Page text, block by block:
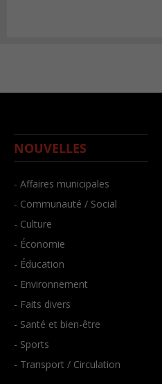
NOUVELLES
- Affaires municipales
- Communauté / Social
- Culture
- Économie
- Éducation
- Environnement
- Faits divers
- Santé et bien-être
- Sports
- Transport / Circulation